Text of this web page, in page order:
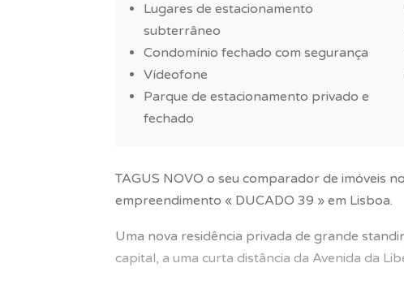
Lugares de estacionamento
subterrâneo
Condomínio fechado com segurança
Vídeofone
Parque de estacionamento privado e
fechado
TAGUS NOVO o seu comparador de imóveis
empreendimento « DUCADO 39 » em Lisboa.
Uma nova residência privada de grande
capital, a uma curta distância da Avenida da